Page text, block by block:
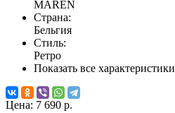
MAREN
Страна:
Бельгия
Стиль:
Ретро
Показать все характеристики
Цена: 7 690 р.